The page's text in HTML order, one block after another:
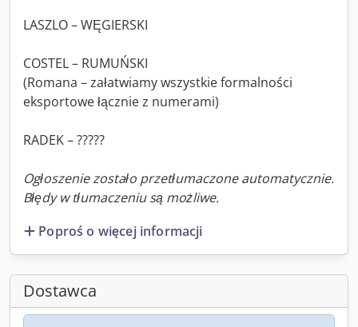
LASZLO – WĘGIERSKI
COSTEL – RUMUŃSKI
(Romana – załatwiamy wszystkie formalności
eksportowe łącznie z numerami)
RADEK – ?????
Ogłoszenie zostało przetłumaczone automatycznie.
Błędy w tłumaczeniu są możliwe.
Poproś o więcej informacji
Dostawca